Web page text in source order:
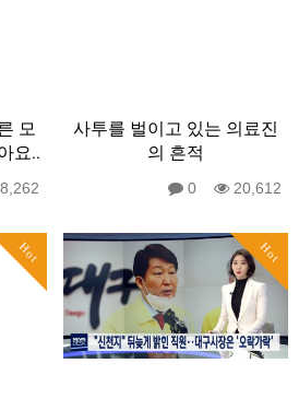
모
요..
사투를 벌이고 있는 의료진
의 흔적
0 20,612
Hot Hot